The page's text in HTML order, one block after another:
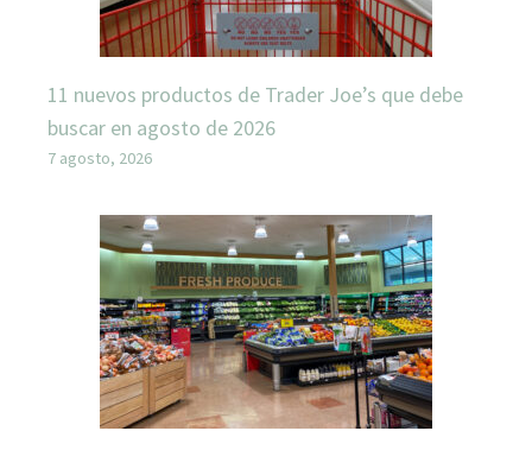
11 nuevos productos de Trader Joe’s que debe
buscar en agosto de 2026
7 agosto, 2026